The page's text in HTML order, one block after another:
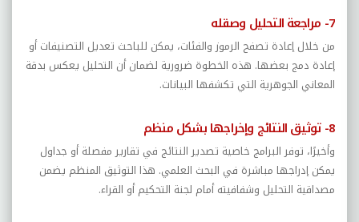
7- مراجعة التحليل وصقله
من خلال إعادة تصفح الرموز والفئات، يمكن للباحث تعديل التصنيفات أو
إعادة دمج بعضها. هذه الخطوة ضرورية لضمان أن التحليل يعكس بدقة
المعاني الجوهرية التي تكشفها البيانات.
8- توثيق النتائج وإخراجها بشكل منظم
وأخيرًا، توفر البرامج خاصية تصدير النتائج في تقارير مفصلة أو جداول
يمكن إدراجها مباشرة في البحث العلمي. هذا التوثيق المنظم يضمن
مصداقية التحليل وشفافيته أمام لجنة التحكيم أو القراء.